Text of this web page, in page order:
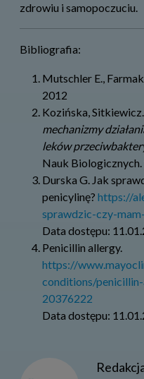
zdrowiu i samopoczuciu.
Bibliografia:
Mutschler E.,
2012
Kozińska, Sitkiewicz.
mechanizmy
leków
Nauk
Durska G. Jak
penicylinę? https://
sprawdzic-czy-
Data dostępu:
Penicillin allergy.
https://
conditions/
20376222
Data dostępu: